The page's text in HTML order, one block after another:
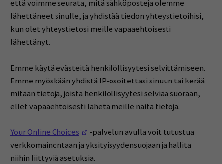
että voimme seurata, mitä sähköposteja olemme
lähettäneet sinulle, ja yhdistää tiedon yhteystietoihisi,
kun olet yhteystietosi meille vapaaehtoisesti
lähettänyt.
Emme käytä evästeitä henkilöllisyytesi selvittämiseen.
Emme myöskään yhdistä IP-osoitettasi sinuun tai kerää
mitään tietoja, joista henkilöllisyytesi selviää suoraan,
ellet vapaaehtoisesti lähetä meille näitä tietoja.
Your Online Choices (Opens in a new window)
-palvelun avulla voit tutustua
verkkomainontaan ja yksityisyydensuojaan ja hallita
niihin liittyviä asetuksia.